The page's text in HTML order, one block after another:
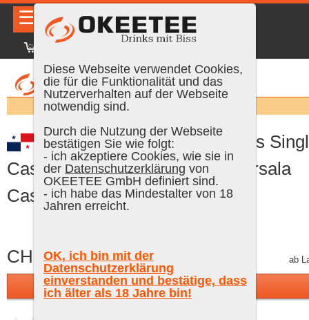
☰ DE FR EN|Anmelden
Suchen:
Plantation PANAMA 6 Years
Cask Collection Rum 2020 (Marsala
Cask), 70 cl, 45.2 % Vol.
CHF 72.50 inkl. MWST, plus Versand ab
In den Warenkorb
Diese Webseite verwendet Cookies,
die für die Funktionalität und das
Nutzerverhalten auf der Webseite
notwendig sind.
Durch die Nutzung der Webseite
bestätigen Sie wie folgt:
- ich akzeptiere Cookies, wie sie in
der Datenschutzerklärung von
OKEETEE GmbH definiert sind.
- ich habe das Mindestalter von 18
Jahren erreicht.
OK, ich bin mit der
Datenschutzerklärung
einverstanden und bestätige, dass
ich älter als 18 Jahre bin!